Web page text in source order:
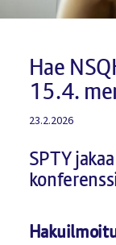
Hae
15.4.
23.2.2026
SPTY